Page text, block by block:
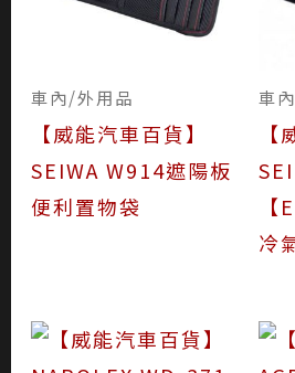
車內/外用品
【威能汽車百貨】
SEIWA W914遮陽板
便利置物袋
車
冷